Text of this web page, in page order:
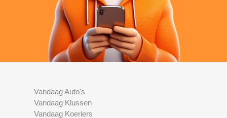
Vandaag Auto's
Vandaag Klussen
Vandaag Koeriers